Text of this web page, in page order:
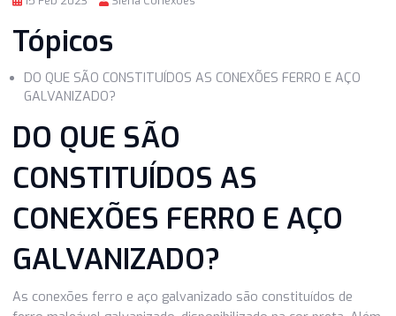
15 Feb 2023
Tópicos
DO QUE SÃO CONSTITUÍDOS AS CONEXÕES FERRO E
GALVANIZADO?
DO QUE SÃO
CONSTITUÍDOS AS
CONEXÕES FERRO E AÇO